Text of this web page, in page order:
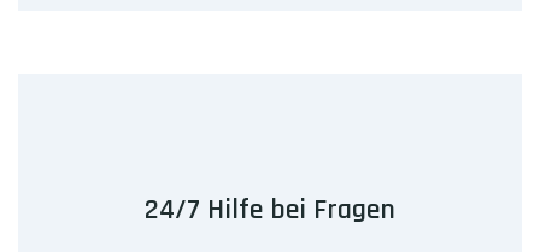
24/7 Hilfe bei Fragen